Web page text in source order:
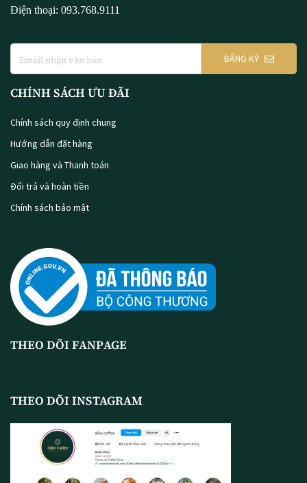
Điện thoại: 093.768.9111
ĐĂNG KÝ
CHÍNH SÁCH ƯU ĐÃI
Chính sách quy định chung
Hướng dẫn đặt hàng
Giao hàng và Thanh toán
Đổi trả và hoàn tiền
Chính sách bảo mật
THEO DÕI FANPAGE
THEO DÕI INSTAGRAM